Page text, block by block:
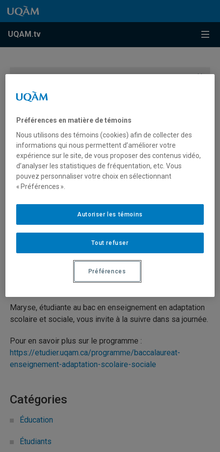
Accéder au contenu
Accéder au menu principal
Accéder à la recherche
Accéder au contenu
Accéder au menu principal
UQAM.tv
Vous devez autoriser les témoins publicitaires pour
afficher les vidéos provenant de Youtube.
en adaptation scolaire et
sociale) dans sa journée à
l’UQAM
Maryse, étudiante au bac en enseignement en adaptation
scolaire et sociale, vous invite à la suivre dans sa journée.
Pour en savoir plus sur le programme :
https://etudier.uqam.ca/programme/baccalaureat-
enseignement-adaptation-scolaire-sociale
Catégories
Éducation
Étudiants
Préférences en matière de témoins
Nous utilisons des témoins (cookies) afin de collecter des
informations qui nous permettent d’améliorer votre
expérience sur le site, de vous proposer des contenus vidéo,
d’analyser les statistiques de fréquentation, etc. Vous
pouvez personnaliser votre choix en sélectionnant
« Préférences ».
Tout refuser
Autoriser les témoins
Préférences